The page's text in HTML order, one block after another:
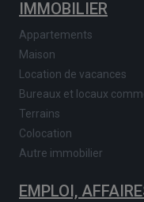
IMMOBILIER
Appartements
Maison
Location de vacances
Bureaux et locaux
Terrains
Colocation
Autre immobilier
EMPLOI,